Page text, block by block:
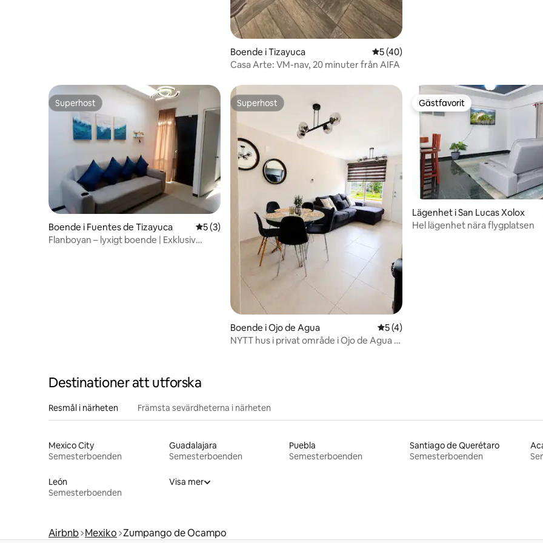
Boende i Tizayuca 5 av 5 i genomsnittligt betyg, 40
5 (40)
Casa Arte: VM-nav, 20 minuter från AIFA
Superhost
Superhost
Boende i Fuentes de Tizayuca 5 av 5 i genomsnittligt betyg, 3 omdömen
5 (3)
Flanboyan – lyxigt boende | Exklusiv
Superhost
Superhost
Boende i Ojo de Agua 5 av 5 i genomsnittligt betyg, 4
5 (4)
NYTT hus i privat område i Ojo de Agua 15
Gästfavorit
Gästfavorit
Lägenhet i San Lucas Xolox
Hel lägenhet nära flygplatsen
Destinationer att utforska
Resmål i närheten Främsta sevärdheterna i närheten
Mexico City
Semesterboenden
Guadalajara
Semesterboenden
Puebla
Semesterboenden
Santiago de Querétaro
Semesterboenden
León
Semesterboenden
Visa mer
Airbnb Mexiko Zumpango de Ocampo